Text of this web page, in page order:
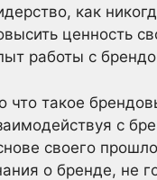
как
ценность
работы с
что такое
с
своего
о бренде, не